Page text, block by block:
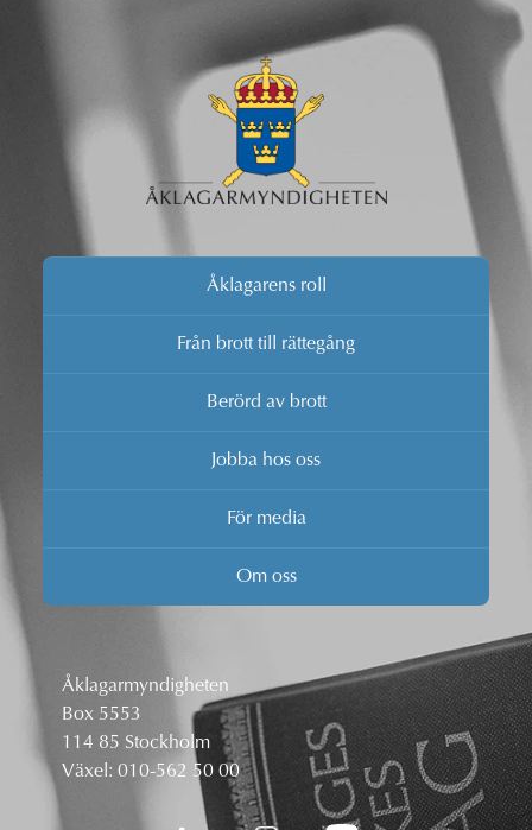
Åklagarens roll
Från brott till rättegång
Berörd av brott
Jobba hos oss
För media
Om oss
Åklagarmyndigheten
Box 5553
114 85 Stockholm
Växel: 010-562 50 00